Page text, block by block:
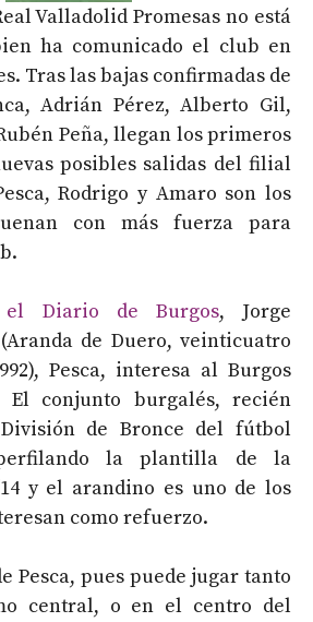
Valladolid Promesas no está
ha comunicado el club en
Tras las bajas confirmadas de
Adrián Pérez, Alberto Gil,
Peña, llegan los primeros
posibles salidas del filial
Rodrigo y Amaro son los
con más fuerza para
el Diario de Burgos, Jorge
de Duero, veinticuatro
Pesca, interesa al Burgos
El conjunto burgalés, recién
de Bronce del fútbol
la plantilla de la
y el arandino es uno de los
como refuerzo.
Pesca, pues puede jugar tanto
central, o en el centro del